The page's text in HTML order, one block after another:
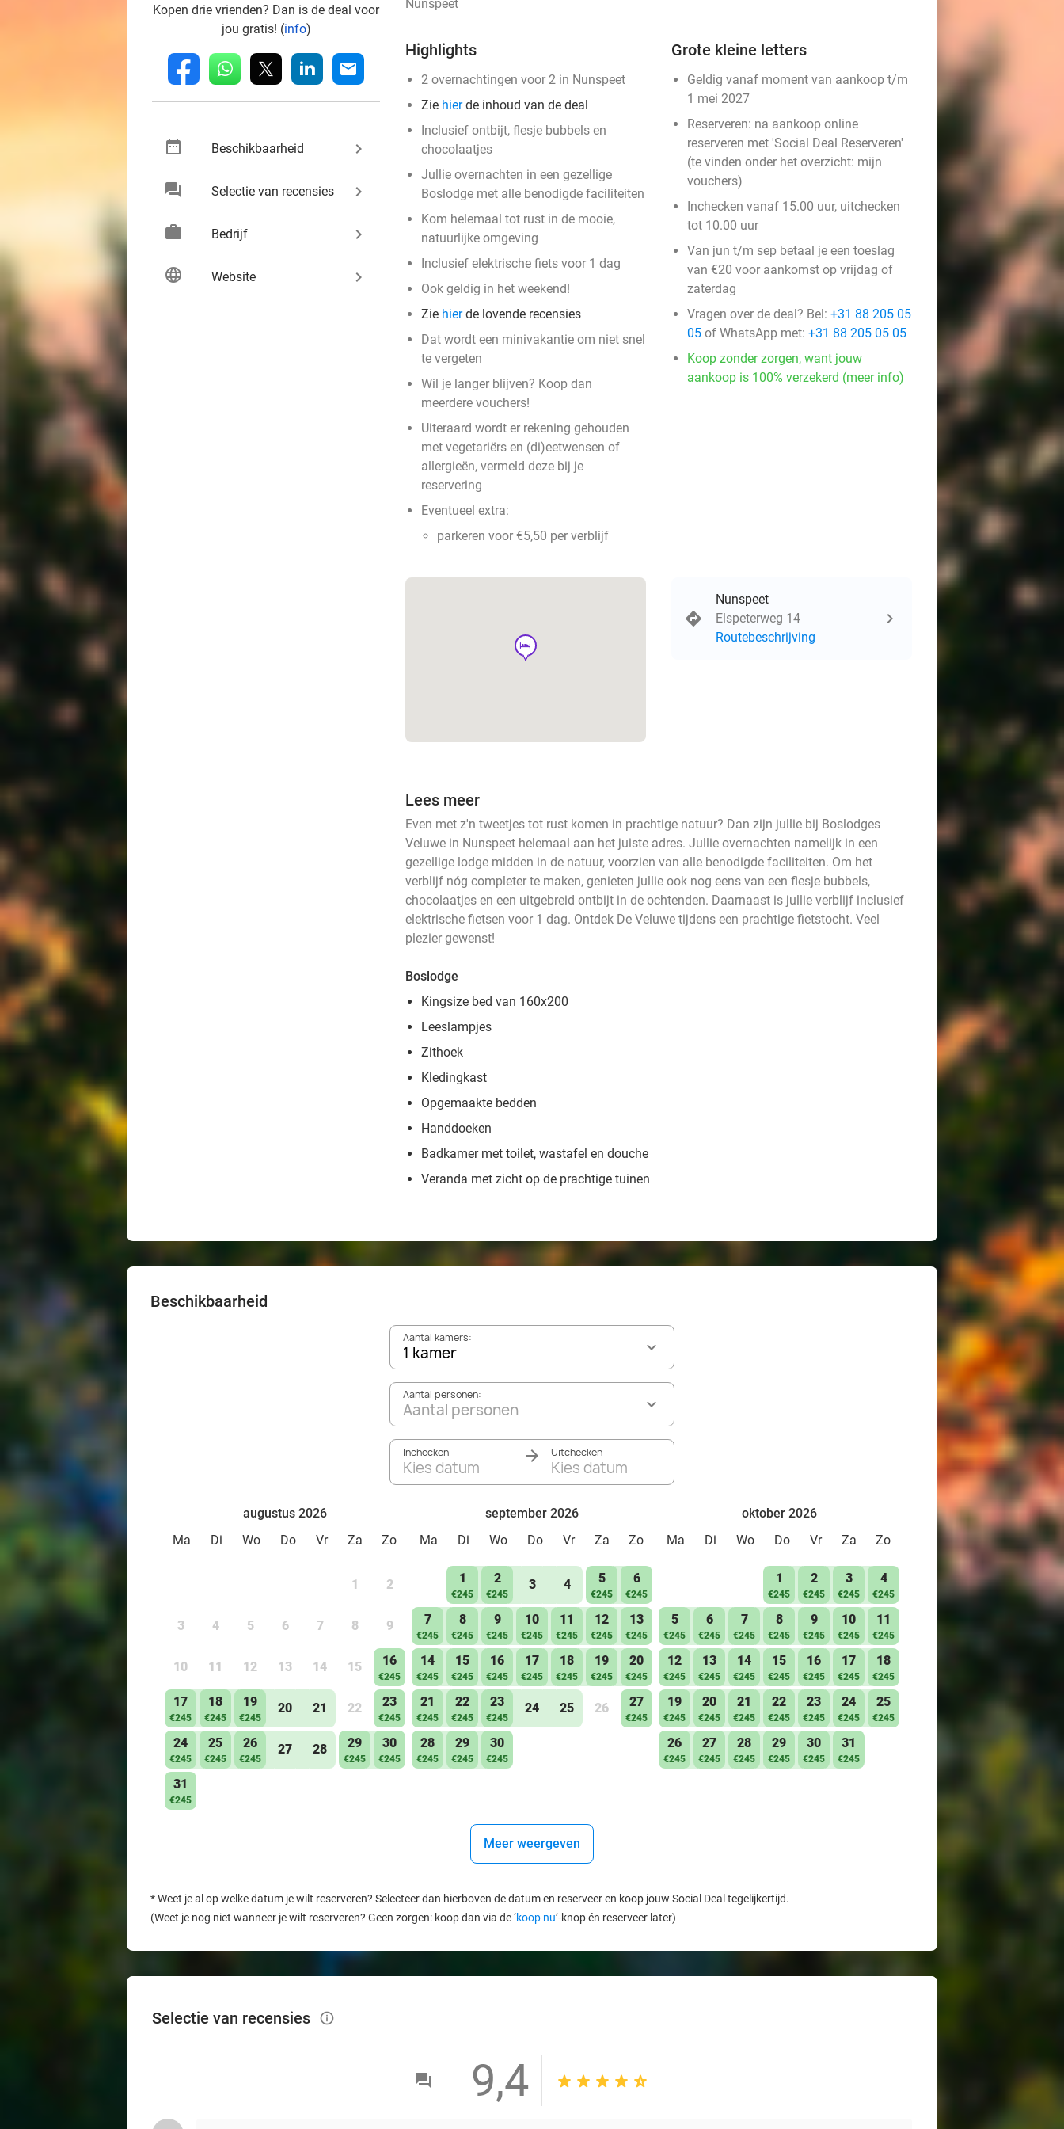
Kopen drie vrienden? Dan is de deal voor
jou gratis! (info)
fb whatsapp linkedin mail
date_range Beschikbaarheid keyboard_arrow_right
chat Selectie van recensies keyboard_arrow_right
work Bedrijf keyboard_arrow_right
language Website keyboard_arrow_right
Nunspeet
Highlights
2 overnachtingen voor 2 in Nunspeet
Zie hierde inhoud van de deal
Inclusief ontbijt, flesje bubbels en
chocolaatjes
Jullie overnachten in een gezellige
Boslodge met alle benodigde faciliteiten
Kom helemaal tot rust in de mooie,
natuurlijke omgeving
Inclusief elektrische fiets voor 1 dag
Ook geldig in het weekend!
Zie hierde lovende recensies
Dat wordt een minivakantie om niet snel
te vergeten
Wil je langer blijven? Koop dan
meerdere vouchers!
Uiteraard wordt er rekening gehouden
met vegetariërs en (di)eetwensen of
allergieën, vermeld deze bij je
reservering
Eventueel extra:
parkeren voor €5,50 per verblijf
Grote kleine letters
Geldig vanaf moment van aankoop t/m
1 mei 2027
Reserveren: na aankoop online
reserveren met 'Social Deal Reserveren'
(te vinden onder het overzicht: mijn
vouchers)
Inchecken vanaf 15.00 uur, uitchecken
tot 10.00 uur
Van jun t/m sep betaal je een toeslag
van €20 voor aankomst op vrijdag of
zaterdag
Vragen over de deal? Bel: +31 88 205 05
05 of WhatsApp met: +31 88 205 05 05
Koop zonder zorgen, want jouw
aankoop is 100% verzekerd (meer info)
hotel
Nunspeet
Elspeterweg 14
Routebeschrijving
Lees meer
Even met z'n tweetjes tot rust komen in prachtige natuur? Dan zijn jullie bij Boslodges
Veluwe in Nunspeet helemaal aan het juiste adres. Jullie overnachten namelijk in een
gezellige lodge midden in de natuur, voorzien van alle benodigde faciliteiten. Om het
verblijf nóg completer te maken, genieten jullie ook nog eens van een flesje bubbels,
chocolaatjes en een uitgebreid ontbijt in de ochtenden. Daarnaast is jullie verblijf inclusief
elektrische fietsen voor 1 dag. Ontdek De Veluwe tijdens een prachtige fietstocht. Veel
plezier gewenst!
Boslodge
Kingsize bed van 160x200
Leeslampjes
Zithoek
Kledingkast
Opgemaakte bedden
Handdoeken
Badkamer met toilet, wastafel en douche
Veranda met zicht op de prachtige tuinen
Beschikbaarheid
Aantal kamers:
1 kamer
Aantal personen:
Aantal personen
Inchecken
Kies datum
Uitchecken
Kies datum
augustus 2026
Ma
Di Wo Do Vr Za Zo
1 2
3 4 5 6 7 8 9
10 11 12 13 14 15 16
€245
17
€245
18
€245
19
€245
20 21 22 23
€245
24
€245
25
€245
26
€245
27 28 29
€245
30
€245
31
€245
september 2026
Ma
Di Wo Do Vr Za Zo
1
€245
2
€245
3 4 5
€245
6
€245
7
€245
8
€245
9
€245
10
€245
11
€245
12
€245
13
€245
14
€245
15
€245
16
€245
17
€245
18
€245
19
€245
20
€245
21
€245
22
€245
23
€245
24 25 26 27
€245
28
€245
29
€245
30
€245
oktober 2026
Ma
Di Wo Do Vr Za Zo
1
€245
2
€245
3
€245
4
€245
5
€245
6
€245
7
€245
8
€245
9
€245
10
€245
11
€245
12
€245
13
€245
14
€245
15
€245
16
€245
17
€245
18
€245
19
€245
20
€245
21
€245
22
€245
23
€245
24
€245
25
€245
26
€245
27
€245
28
€245
29
€245
30
€245
31
€245
Meer weergeven
*Weet je al op welke datum je wilt reserveren? Selecteer dan hierboven de datum en reserveer en koop jouw Social Deal tegelijkertijd.
(Weet je nog niet wanneer je wilt reserveren? Geen zorgen: koop dan via de ‘koop nu’-knop én reserveer later)
Selectie van recensies info_outlined
9,4